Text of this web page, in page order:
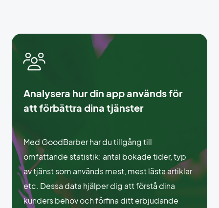
Analysera hur din app används för
att förbättra dina tjänster
Med GoodBarber har du tillgång till
omfattande statistik: antal bokade tider, typ
av tjänst som används mest, mest lästa artiklar
etc. Dessa data hjälper dig att förstå dina
kunders behov och förfina ditt erbjudande